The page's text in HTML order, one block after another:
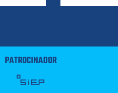
PATROCINADOR